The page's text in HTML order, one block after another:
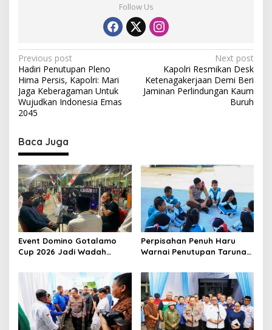
i
a
l
o
s
Follow Us
P
o
s
t
a
v
i
g
a
t
i
Previous post
Hadiri Penutupan Pleno
Hima Persis, Kapolri: Mari
Jaga Keberagaman Untuk
Wujudkan Indonesia Emas
2045
Next post
Kapolri Resmikan Desk
Ketenagakerjaan Demi Beri
Jaminan Perlindungan Kaum
Buruh
Baca Juga
Event Domino Gotalamo
Cup 2026 Jadi Wadah
Kebersamaan Masyarakat
Perpisahan Penuh Haru
Warnai Penutupan Taruna
Kepulauan